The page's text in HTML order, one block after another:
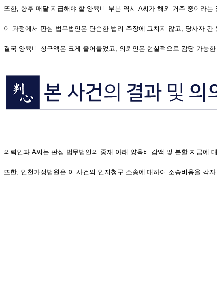
또한, 향후 매달 지급해야 할 양육비 부분 역시 A씨가 해외 거주 중이라
이 과정에서 판심 법무법인은 단순한 법리 주장에 그치지 않고, 당사자
결국 양육비 청구액은 크게 줄어들었고, 의뢰인은 현실적으로 감당 가능
의뢰인과 A씨는 판심 법무법인의 중재 아래 양육비 감액 및 분할 지급에
또한, 인천가정법원은 이 사건의 인지청구 소송에 대하여 소송비용을 각